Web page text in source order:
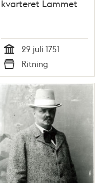
kvarteret Lammet
Tid
29 juli 1751
Typ
Ritning